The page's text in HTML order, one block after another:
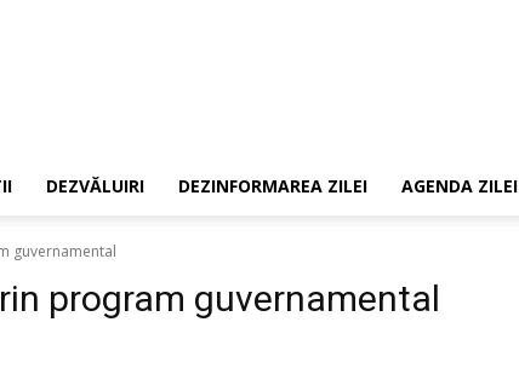
DEZVĂLUIRI DEZINFORMAREA ZILEI AGENDA ZILEI
guvernamental
program guvernamental